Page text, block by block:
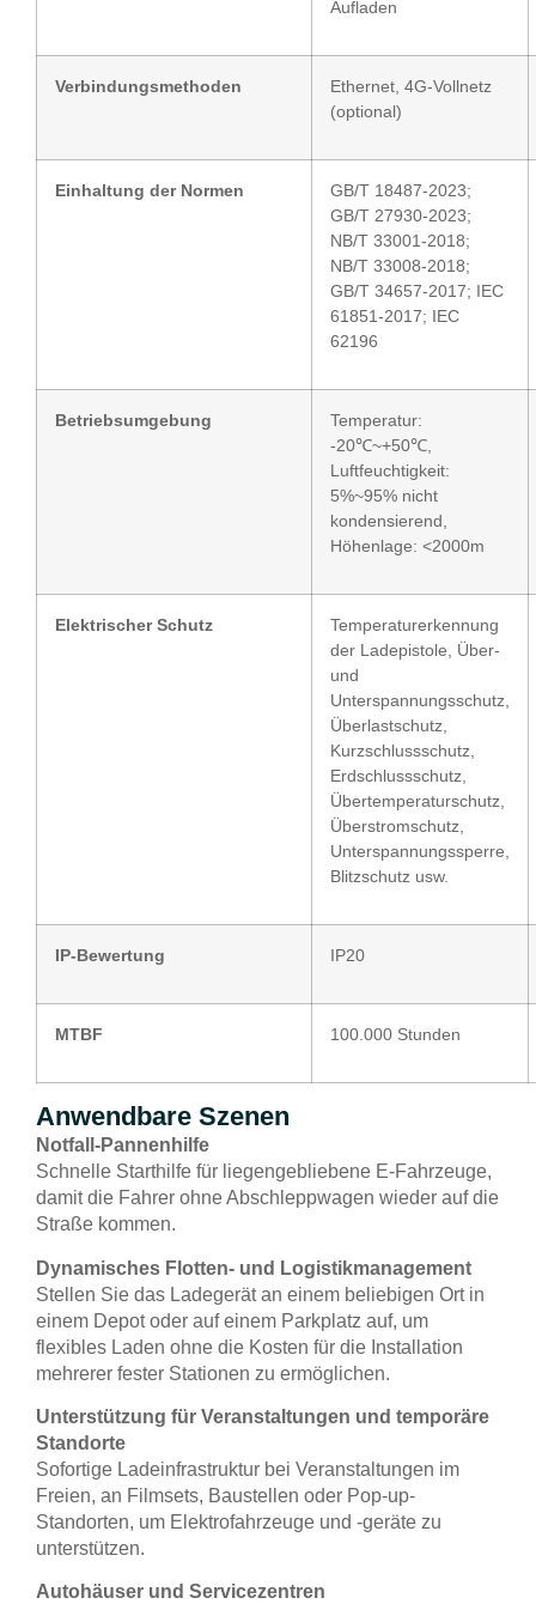
Aufladen
Verbindungsmethoden
Ethernet, 4G-Vollnetz
(optional)
Einhaltung der Normen
GB/T 18487-2023;
GB/T 27930-2023;
NB/T 33001-2018;
NB/T 33008-2018;
GB/T 34657-2017; IEC
61851-2017; IEC
62196
Betriebsumgebung
Temperatur:
-20℃~+50℃,
Luftfeuchtigkeit:
5%~95% nicht
kondensierend,
Höhenlage: <2000m
Elektrischer Schutz
Temperaturerkennung
der Ladepistole, Über-
und
Unterspannungsschutz,
Überlastschutz,
Kurzschlussschutz,
Erdschlussschutz,
Übertemperaturschutz,
Überstromschutz,
Unterspannungssperre,
Blitzschutz usw.
IP-Bewertung IP20
MTBF 100.000 Stunden
Anwendbare Szenen
Notfall-Pannenhilfe
Schnelle Starthilfe für liegengebliebene E-Fahrzeuge,
damit die Fahrer ohne Abschleppwagen wieder auf die
Straße kommen.
Dynamisches Flotten- und Logistikmanagement
Stellen Sie das Ladegerät an einem beliebigen Ort in
einem Depot oder auf einem Parkplatz auf, um
flexibles Laden ohne die Kosten für die Installation
mehrerer fester Stationen zu ermöglichen.
Unterstützung für Veranstaltungen und temporäre
Standorte
Sofortige Ladeinfrastruktur bei Veranstaltungen im
Freien, an Filmsets, Baustellen oder Pop-up-
Standorten, um Elektrofahrzeuge und -geräte zu
unterstützen.
Autohäuser und Servicezentren